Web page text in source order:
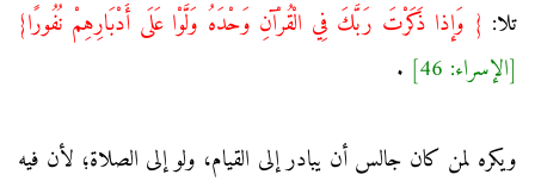
تلا: { وَإذا ذَكَرْتَ رَبَّكَ فِي الْقُرْآنِ وَحْدَهُ وَلَّوْا عَلَى أَدْبَارِهِمْ نُفُورًا}
[الإسراء: 46]
.
ويكره لمن كان جالس أن يبادر إلى القيام، ولو إلى الصلاة؛ لأن فيه